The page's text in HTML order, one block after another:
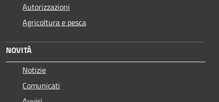
Autorizzazioni
Agricoltura e pesca
NOVITÀ
Notizie
Comunicati